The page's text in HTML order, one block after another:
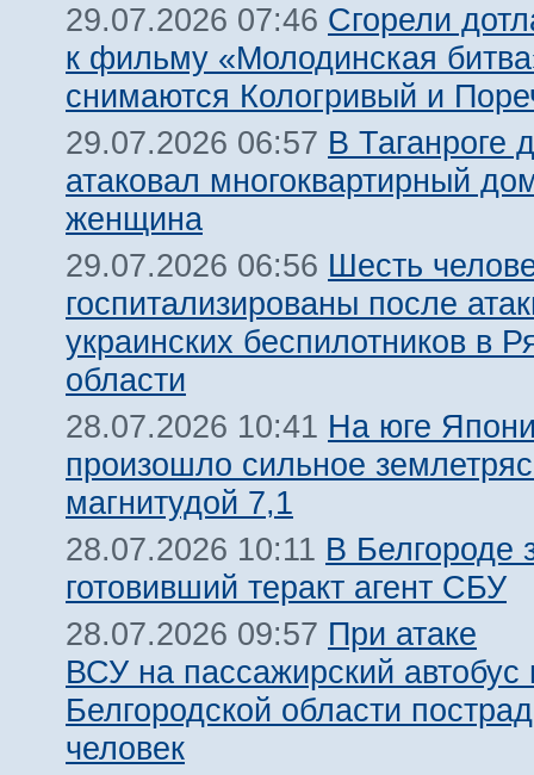
29.07.2026 07:46 Сгорели
к фильму «Молодинская
снимаются Кологривый и
29.07.2026 06:57 В Таганроге
атаковал многоквартирный
женщина
29.07.2026 06:56 Шесть
госпитализированы после
украинских беспилотников в
области
28.07.2026 10:41 На юге
произошло сильное
магнитудой 7,1
28.07.2026 10:11 В Белгороде
готовивший теракт агент СБУ
28.07.2026 09:57 При атаке
ВСУ на пассажирский автобус
Белгородской области
человек